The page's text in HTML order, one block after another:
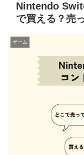
Nintendo
で買える？売
ゲーム